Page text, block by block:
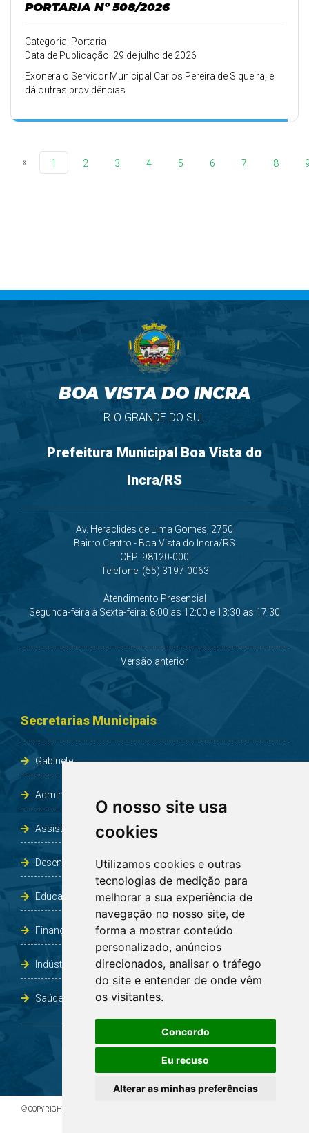
O nosso site usa
cookies
Utilizamos cookies e outras
tecnologias de medição para
melhorar a sua experiência de
navegação no nosso site, de
forma a mostrar conteúdo
personalizado, anúncios
direcionados, analisar o tráfego
do site e entender de onde vêm
os visitantes.
Concordo
Eu recuso
Alterar as minhas preferências
PORTARIA Nº 508/2026
Categoria: Portaria
Data de Publicação: 29 de julho de 2026
Exonera o Servidor Municipal Carlos Pereira de Siqueira, e
dá outras providências.
« 1 2 3 4 5 6 7 8
BOA VISTA DO INCRA
RIO GRANDE DO SUL
Prefeitura Municipal Boa Vista do
Incra/RS
Av. Heraclides de Lima Gomes, 2750
Bairro Centro - Boa Vista do Incra/RS
CEP: 98120-000
Telefone: (55) 3197-0063
Atendimento Presencial
Segunda-feira à Sexta-feira: 8:00 as 12:00 e 13:30 as 17:30
Versão anterior
Secretarias Municipais
Gabinete
Administração e Planejamento
Assistência Social e Habitação
Desenvolvimento e Obras
Educação, Cultura, Desporto, Lazer e Turismo
Finanças
Indústria, Comércio, Agricultura e Meio Ambiente
Saúde
© COPYRIGHT 2026 - TODOS OS DIREITOS RESERVADOS À PREFEITURA DE BOA VISTA DO